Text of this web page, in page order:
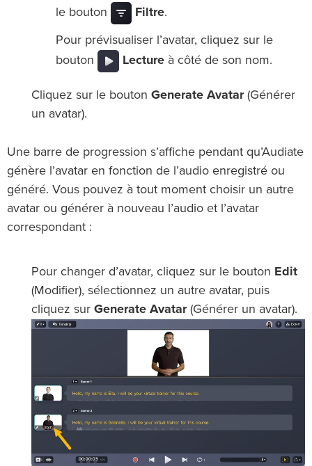
le bouton
Filtre.
Pour prévisualiser l’avatar, cliquez sur le
bouton
Lecture à côté de son nom.
Cliquez sur le bouton Generate Avatar(Générer
un avatar).
Une barre de progression s’affiche pendant qu’Audiate
génère l’avatar en fonction de l’audio enregistré ou
généré. Vous pouvez à tout moment choisir un autre
avatar ou générer à nouveau l’audio et l’avatar
correspondant :
Pour changer d’avatar, cliquez sur le bouton Edit
(Modifier), sélectionnez un autre avatar, puis
cliquez sur Generate Avatar(Générer un avatar).